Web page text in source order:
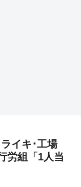
イキ･工場
労組「1人当